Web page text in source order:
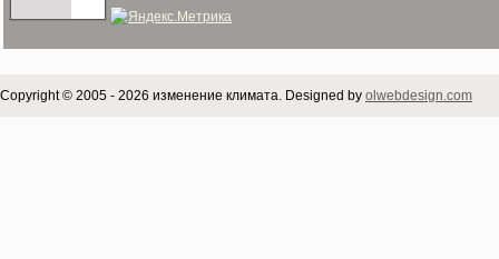
Copyright © 2005 - 2026 изменение климата. Designed by olwebdesign.com